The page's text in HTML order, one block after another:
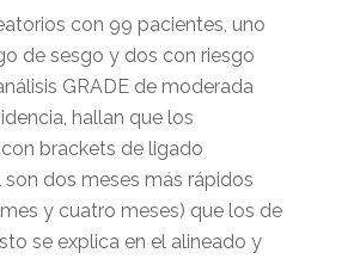
con 99 pacientes, uno
de sesgo y dos con riesgo
GRADE de moderada
hallan que los
brackets de ligado
dos meses más rápidos
y cuatro meses) que los de
se explica en el alineado y